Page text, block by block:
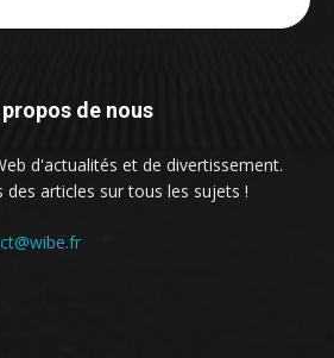
de nous
d'actualités et de divertissement.
articles sur tous les sujets !